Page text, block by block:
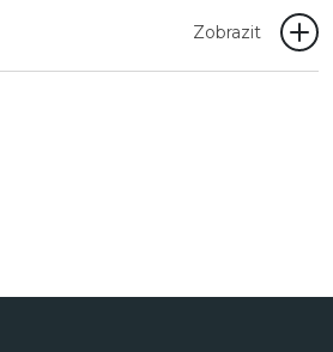
Zobrazit